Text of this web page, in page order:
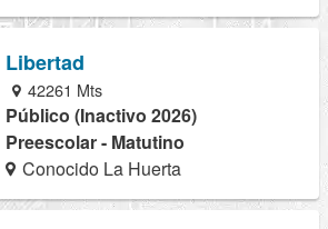
Libertad
42261 Mts
Público (Inactivo 2026)
Preescolar - Matutino
Conocido La Huerta